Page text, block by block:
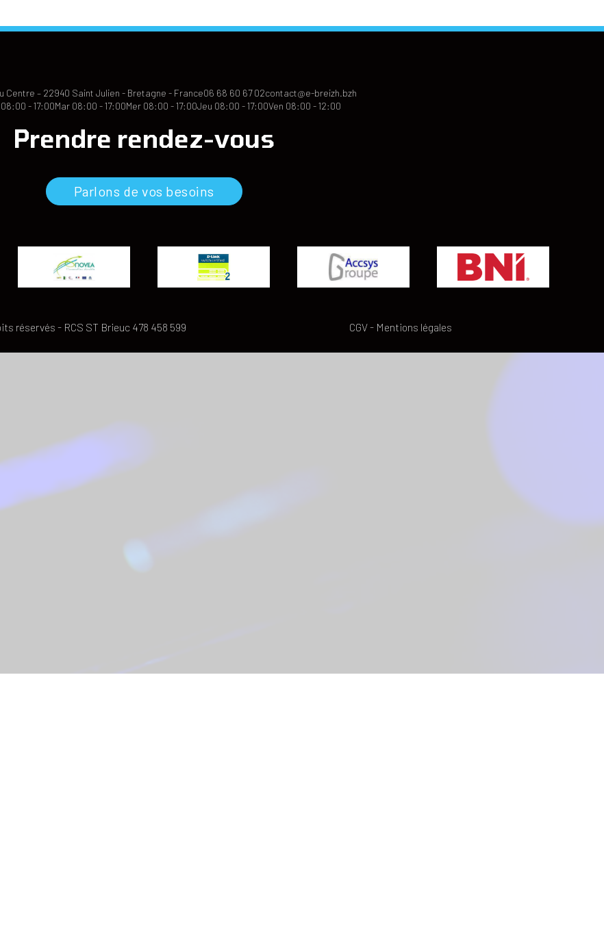
Centre – 22940 Saint Julien - Bretagne - France06 68 60 67 02contact@e-breizh.bzh
- 17:00Mar 08:00 - 17:00Mer 08:00 - 17:00Jeu 08:00 - 17:00Ven 08:00 - 12:00
Prendre rendez-vous
Parlons de vos besoins
réservés - RCS ST Brieuc 478 458 599 CGV- Mentions légales